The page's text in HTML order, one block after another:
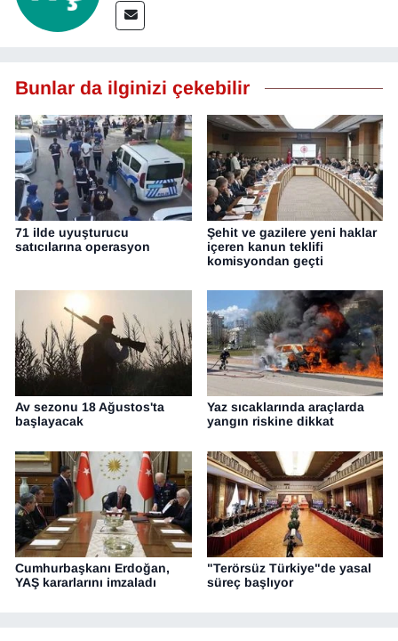
Bunlar da ilginizi çekebilir
71 ilde uyuşturucu
satıcılarına operasyon
Şehit ve gazilere yeni haklar
içeren kanun teklifi
komisyondan geçti
Av sezonu 18 Ağustos'ta
başlayacak
Yaz sıcaklarında araçlarda
yangın riskine dikkat
Cumhurbaşkanı Erdoğan,
YAŞ kararlarını imzaladı
"Terörsüz Türkiye"de yasal
süreç başlıyor